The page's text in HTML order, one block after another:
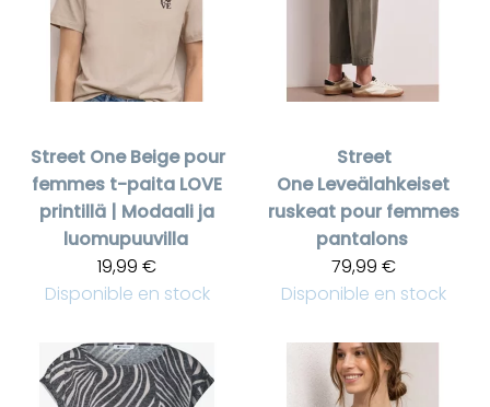
Street One Beige pour
femmes t-paita LOVE
printillä | Modaali ja
luomupuuvilla
19,99 €
Disponible en stock
Street
One Leveälahkeiset
ruskeat pour femmes
pantalons
79,99 €
Disponible en stock